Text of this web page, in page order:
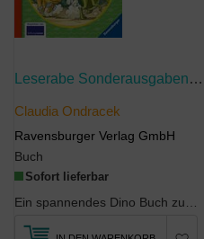
Leserabe Sonderausgaben - Dinosaurierabenteuer Für Erstleser
Claudia Ondracek
Ravensburger Verlag GmbH
Buch
Sofort lieferbar